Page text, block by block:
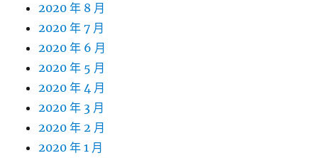
2020 年 8 月
2020 年 7 月
2020 年 6 月
2020 年 5 月
2020 年 4 月
2020 年 3 月
2020 年 2 月
2020 年 1 月